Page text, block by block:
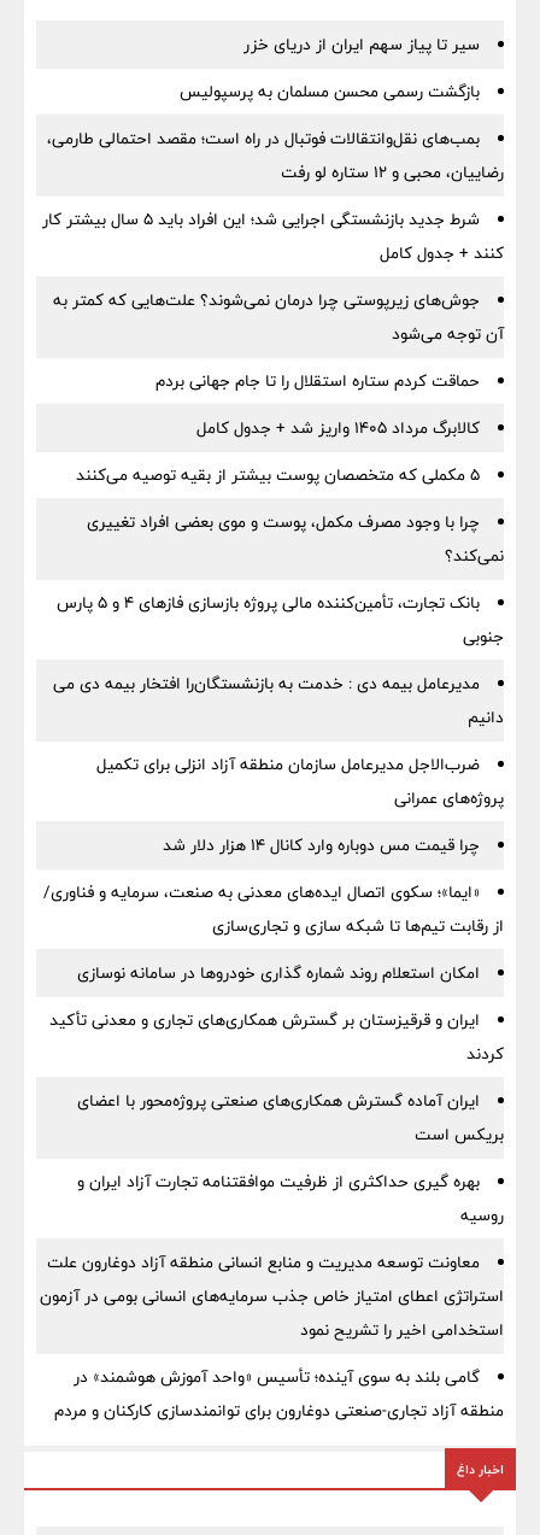
سیر تا پیاز سهم ایران از دریای خزر
بازگشت رسمی محسن مسلمان به پرسپولیس
بمب‌های نقل‌وانتقالات فوتبال در راه است؛ مقصد احتمالی طارمی،
رضاییان، محبی و ۱۲ ستاره لو رفت
شرط جدید بازنشستگی اجرایی شد؛ این افراد باید ۵ سال بیشتر کار
کنند + جدول کامل
جوش‌های زیرپوستی چرا درمان نمی‌شوند؟ علت‌هایی که کمتر به
آن توجه می‌شود
حماقت کردم ستاره استقلال را تا جام جهانی بردم
کالابرگ مرداد ۱۴۰۵ واریز شد + جدول کامل
۵ مکملی که متخصصان پوست بیشتر از بقیه توصیه می‌کنند
چرا با وجود مصرف مکمل، پوست و موی بعضی افراد تغییری
نمی‌کند؟
بانک تجارت، تأمین‌کننده مالی پروژه بازسازی فازهای ۴ و ۵ پارس
جنوبی
مدیرعامل بیمه دی : خدمت به بازنشستگان‌را افتخار بیمه دی می
دانیم
ضرب‌الاجل مدیرعامل سازمان منطقه آزاد انزلی برای تكمیل
پروژه‌های عمرانی
چرا قیمت مس دوباره وارد کانال ۱۴ هزار دلار شد
«ایما»؛ سکوی اتصال ایده‌های معدنی به صنعت، سرمایه و فناوری/
از رقابت تیم‌ها تا شبکه سازی و تجاری‌سازی
امکان استعلام روند شماره گذاری خودروها در سامانه نوسازی
ایران و قرقیزستان بر گسترش همکاری‌های تجاری و معدنی تأکید
کردند
ایران آماده گسترش همکاری‌های صنعتی پروژه‌محور با اعضای
بریکس است
بهره گیری حداکثری از ظرفیت موافقتنامه تجارت آزاد ایران و
روسیه
معاونت توسعه مدیریت و منابع انسانی منطقه آزاد دوغارون علت
استراتژی اعطای امتیاز خاص جذب سرمایه‌های انسانی بومی در آزمون
استخدامی اخیر را تشریح نمود
گامی بلند به سوی آینده؛ تأسیس «واحد آموزش هوشمند» در
منطقه آزاد تجاری-صنعتی دوغارون برای توانمندسازی کارکنان و مردم
اخبار داغ